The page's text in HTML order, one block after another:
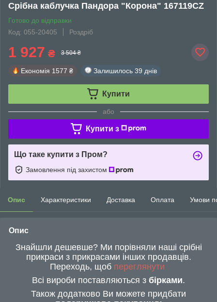
Срібна каблучка Пандора "Корона" 167119CZ
Готово до відправки
Код: 055-20405
Роздріб
1 927 ₴ 3 504 ₴
Економія 1577 ₴ Залишилось 39 днів
Купити
або
Купити з
Що таке купити з Пром?
Замовлення під захистом
Опис Характеристики Доставка Оплата Умови
Опис
Знайшли дешевше? Ми порівняли наші срібні
прикраси з прикрасами інших продавців.
Переходь, щоб переглянути
Всі вироби поставляються з бірками.
Також додатково Ви можете придбати